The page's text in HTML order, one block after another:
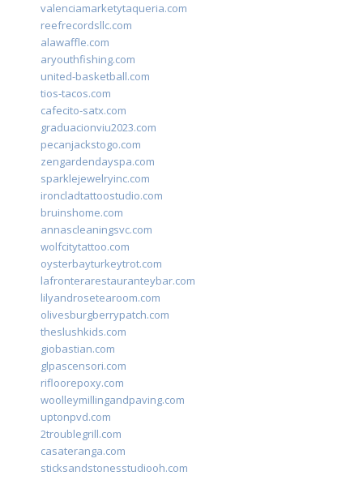
valenciamarketytaqueria.com
reefrecordsllc.com
alawaffle.com
aryouthfishing.com
united-basketball.com
tios-tacos.com
cafecito-satx.com
graduacionviu2023.com
pecanjackstogo.com
zengardendayspa.com
sparklejewelryinc.com
ironcladtattoostudio.com
bruinshome.com
annascleaningsvc.com
wolfcitytattoo.com
oysterbayturkeytrot.com
lafronterarestauranteybar.com
lilyandrosetearoom.com
olivesburgberrypatch.com
theslushkids.com
giobastian.com
glpascensori.com
rifloorepoxy.com
woolleymillingandpaving.com
uptonpvd.com
2troublegrill.com
casateranga.com
sticksandstonesstudiooh.com